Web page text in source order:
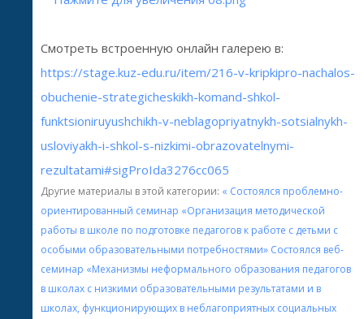
Смотреть встроенную онлайн галерею в:
https://stage.kuz-edu.ru/item/216-v-kripkipro-nachalos-
obuchenie-strategicheskikh-komand-shkol-
funktsioniruyushchikh-v-neblagopriyatnykh-sotsialnykh-
usloviyakh-i-shkol-s-nizkimi-obrazovatelnymi-
rezultatami#sigProIda3276cc065
Другие материалы в этой категории: « Состоялся проблемно-
ориентированный семинар «Организация методической
работы в школе по подготовке педагогов к работе с детьми с
особыми образовательными потребностями» Состоялся веб-
семинар «Механизмы неформального образования педагогов
в школах с низкими образовательными результатами и в
школах, функционирующих в неблагоприятных социальных